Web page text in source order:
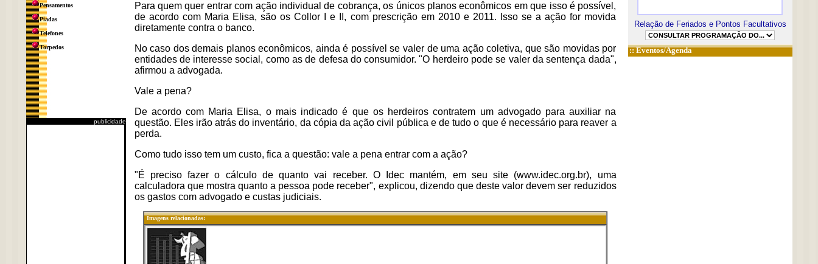
Pensamentos
Piadas
Telefones
Torpedos
publicidade
Para quem quer entrar com ação individual de cobrança, os únicos planos econômicos em que isso é possível,
de acordo com Maria Elisa, são os Collor I e II, com prescrição em 2010 e 2011. Isso se a ação for movida
diretamente contra o banco.
No caso dos demais planos econômicos, ainda é possível se valer de uma ação coletiva, que são movidas por
entidades de interesse social, como as de defesa do consumidor. "O herdeiro pode se valer da sentença dada",
afirmou a advogada.
Vale a pena?
De acordo com Maria Elisa, o mais indicado é que os herdeiros contratem um advogado para auxiliar na
questão. Eles irão atrás do inventário, da cópia da ação civil pública e de tudo o que é necessário para reaver a
perda.
Como tudo isso tem um custo, fica a questão: vale a pena entrar com a ação?
"É preciso fazer o cálculo de quanto vai receber. O Idec mantém, em seu site (www.idec.org.br), uma
calculadora que mostra quanto a pessoa pode receber", explicou, dizendo que deste valor devem ser reduzidos
os gastos com advogado e custas judiciais.
Imagens relacionadas:
Relação de Feriados e Pontos Facultativos
::Eventos/Agenda